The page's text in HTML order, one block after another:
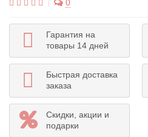
0
Гарантия на
товары 14 дней
Быстрая доставка
заказа
Скидки, акции и
подарки